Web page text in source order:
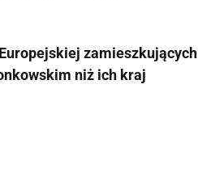
zamieszkujących
niż ich kraj